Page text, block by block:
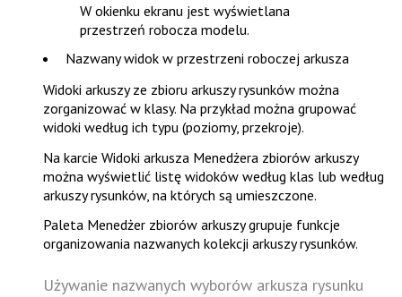
W okienku ekranu jest wyświetlana
przestrzeń robocza modelu.
Nazwany widok w przestrzeni roboczej arkusza
Widoki arkuszy ze zbioru arkuszy rysunków można
zorganizować w klasy. Na przykład można grupować
widoki według ich typu (poziomy, przekroje).
Na karcieWidoki arkusza Menedżera zbiorów arkuszy
można wyświetlić listę widoków według klas lub według
arkuszy rysunków, na których są umieszczone.
Paleta Menedżer zbiorów arkuszygrupuje funkcje
organizowania nazwanych kolekcji arkuszy rysunków.
Używanie nazwanych wyborów arkusza rysunku